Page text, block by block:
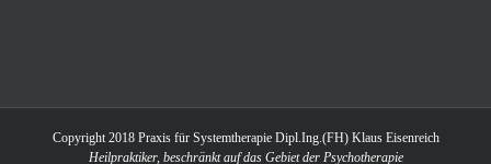
Copyright 2018 Praxis für Systemtherapie Dipl.Ing.(FH) Klaus Eisenreich
Heilpraktiker, beschränkt auf das Gebiet der Psychotherapie